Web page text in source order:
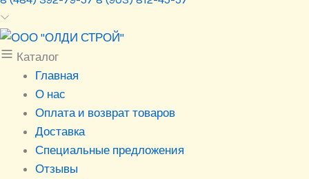
Каталог
Главная
О нас
Оплата и возврат товаров
Доставка
Специальные предложения
Отзывы